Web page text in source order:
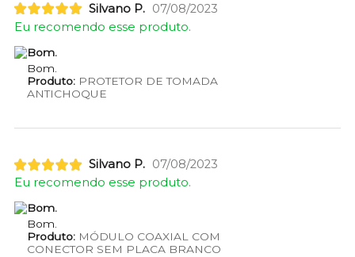
Silvano P. 07/08/2023
Eu recomendo esse produto.
Bom.
Bom.
Produto:PROTETOR DE TOMADA
ANTICHOQUE
Silvano P. 07/08/2023
Eu recomendo esse produto.
Bom.
Bom.
Produto:MÓDULO COAXIAL COM
CONECTOR SEM PLACA BRANCO